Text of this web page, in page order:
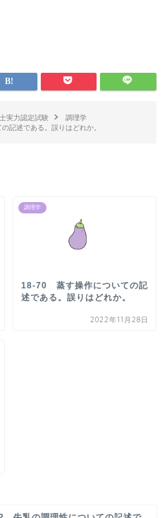
実力認定試験
調理学
記述である。誤りはどれか。
調理学
18-70 蒸す操作についての記
述である。誤りはどれか。
2022年11月28日